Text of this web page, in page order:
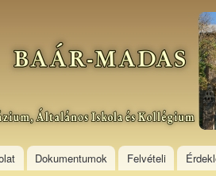
Dokumentumok Felvételi